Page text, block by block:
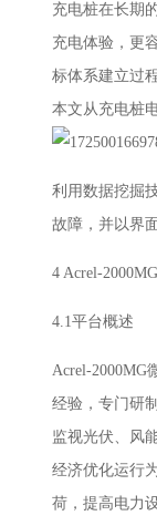
充电桩在长期
充电体验，更
标体系建立过
本文从充电桩
利用数据挖掘
故障，并以界
4 Acrel-
4.1平台概述
Acrel-2000MG
经验，专门研
监视光伏、风
经济优化运行
荷，提高电力